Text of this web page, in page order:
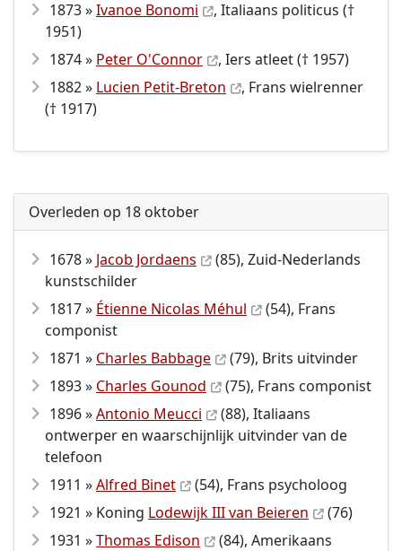
1873 »Ivanoe Bonomi
, Italiaans politicus (†
1951)
1874 » Peter O'Connor
, Iers atleet († 1957)
1882 » Lucien Petit-Breton
, Frans wielrenner
(† 1917)
Overleden op 18 oktober
1678 » Jacob Jordaens
(85), Zuid-Nederlands
kunstschilder
1817 » Étienne Nicolas Méhul
(54), Frans
componist
1871 » Charles Babbage
(79), Brits uitvinder
1893 » Charles Gounod
(75), Frans componist
1896 »Antonio Meucci
(88), Italiaans
ontwerper en waarschijnlijk uitvinder van de
telefoon
1911 »Alfred Binet
(54), Frans psycholoog
1921 » Koning Lodewijk III van Beieren
(76)
1931 »Thomas Edison
(84), Amerikaans